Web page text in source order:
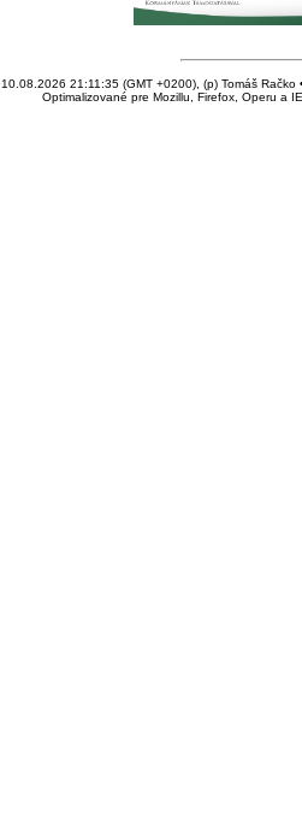
10.08.2026 21:11:35 (GMT +0200), (p) Tomáš Račko
Optimalizované pre Mozillu, Firefox, Operu a